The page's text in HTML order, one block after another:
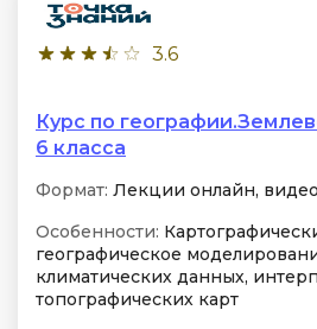
3.6
Курс по
6 класса
Формат: Лекции онлайн,
Особенности:
географическое
климатических данных,
топографических карт